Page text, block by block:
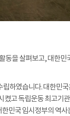
동을 살펴보고, 대한
하였습니다. 대한민
고 독립운동 최고기
민국 임시정부의 역